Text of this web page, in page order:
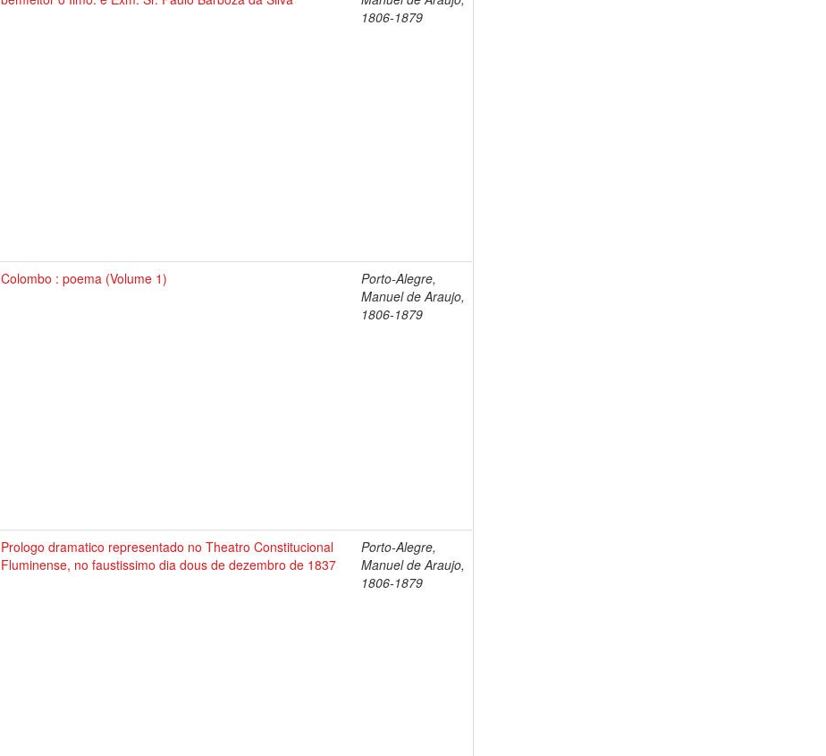
1806-1879
Colombo : poema (Volume 1)
Porto-Alegre,
Manuel de Araujo,
1806-1879
Prologo dramatico representado no Theatro Constitucional
Fluminense, no faustissimo dia dous de dezembro de 1837
Porto-Alegre,
Manuel de Araujo,
1806-1879